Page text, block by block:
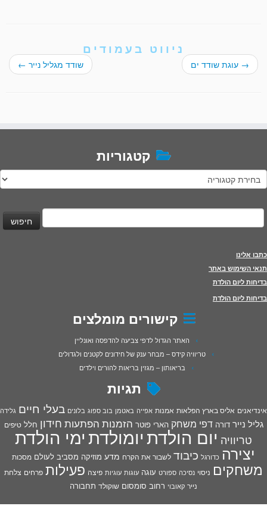
ניווט בעמודים
→ עוגת שודד ים שודד מגליל נייר ←
קטגוריות
קטגוריות
חיפוש:
כתבו אלינו
תנאי השימוש באתר
בדיחות ליום הולדת
בדיחות ליום הולדת
קישורים מומלצים
האתר הגדול לדפי צביעה להדפסה ואונליין
טריוויה קידס – מבחר ענק של חידונים לקטנים ולגדולים
בריאותון – מגזין בריאות להורים וילדים
תגיות
אינדיאנים אליס בארץ הפלאות אמנות אפייה באטמן בוב ספוג בלונים בעלי חיים גלידה
גליל נייר דורה דפי משחק הארי פוטר הזמנות הפתעות חידון חלל טיפים
טריוויה יום הולדתיומולדתימי הולדת
יצירה כדורגל כיבוד לשבור את הקרח מדע מוזיקה מסביב לעולם מסכות
משחקים ניסוי נסיכה ספורט עוגה עוגות עוגיות פיצה פעילות פרחים צלחת
נייר קאובוי רחוב סומסום שוקולד תחבורה